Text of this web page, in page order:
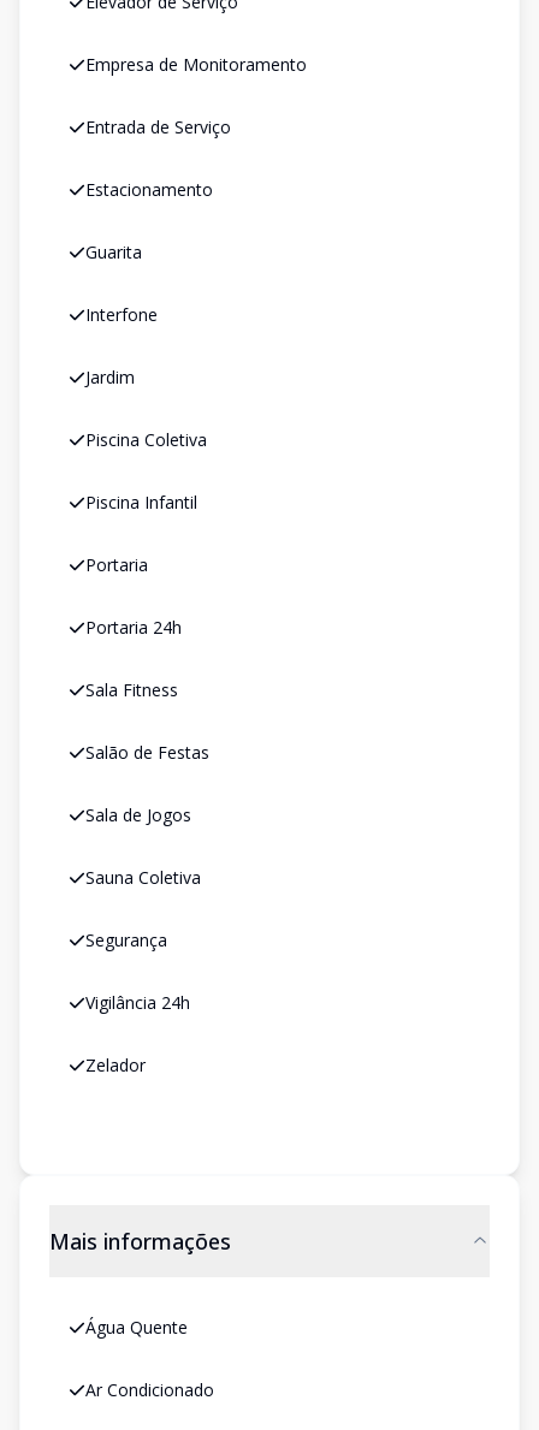
Empresa de Monitoramento
Entrada de Serviço
Estacionamento
Guarita
Interfone
Jardim
Piscina Coletiva
Piscina Infantil
Portaria
Portaria 24h
Sala Fitness
Salão de Festas
Sala de Jogos
Sauna Coletiva
Segurança
Vigilância 24h
Zelador
Mais informações
Água Quente
Ar Condicionado